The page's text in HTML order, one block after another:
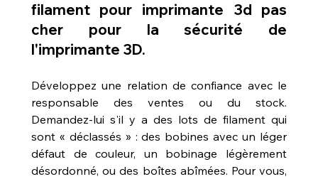
filament pour imprimante 3d pas
cher pour la sécurité de
l'imprimante 3D.
Développez une relation de confiance avec le
responsable des ventes ou du stock.
Demandez-lui s'il y a des lots de filament qui
sont « déclassés » : des bobines avec un léger
défaut de couleur, un bobinage légèrement
désordonné, ou des boîtes abîmées. Pour vous,